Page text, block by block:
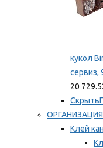
кукол
сервиз,
20
Скрыть
Клей